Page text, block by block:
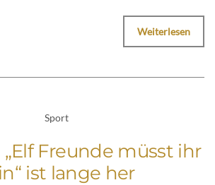
Weiterlesen
Sport
„Elf Freunde müsst ihr
ist lange her